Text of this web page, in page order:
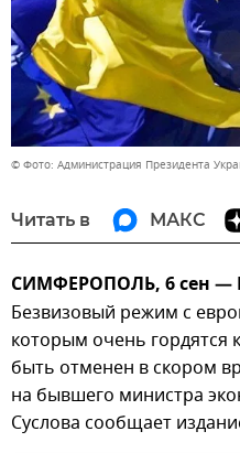
© Фото: Администрация Президента
Читать в МАКС
СИМФЕРОПОЛЬ, 6 сен —
Безвизовый режим с
которым очень гордятся
быть отменен в скором
на бывшего министра
Суслова сообщает